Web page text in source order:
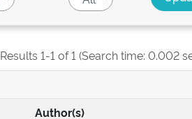
Results 1-1 of 1 (Search time: 0.002
Author(s)